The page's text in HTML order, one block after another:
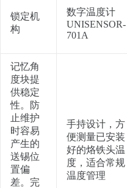
锁定机
构
数字温度计
UNISENSOR-
701A
记忆角
度块提
供稳定
性。防
止维护
时容易
产生的
送锡位
置偏
差。完
手持设计，方
便测量已安装
好的烙铁头温
度，适合常规
温度管理